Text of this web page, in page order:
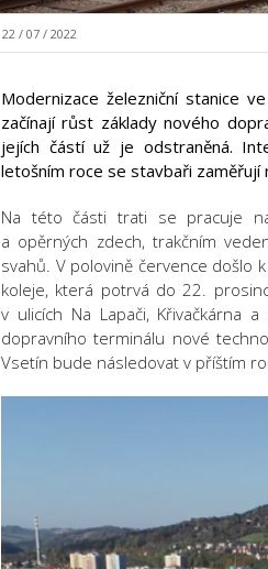
22 / 07 / 2022
Modernizace železniční stanice
začínají růst základy nového
jejích částí už je odstraněná.
letošním roce se stavbaři zaměřují
Na této části trati se pracuje
a opěrných zdech, trakčním
svahů. V polovině července došlo
koleje, která potrvá do 22.
v ulicích Na Lapači, Křivačkárna
dopravního terminálu nové
Vsetín bude následovat v příštím